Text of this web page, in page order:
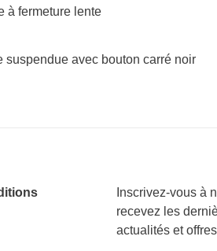
à fermeture lente
suspendue avec bouton carré noir
Inscrivez-vous à
recevez les
actualités et